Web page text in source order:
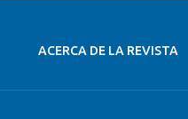
ACERCA DE LA REVISTA